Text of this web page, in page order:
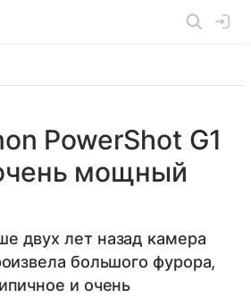
PowerShot G1
мощный
двух лет назад камера
большого фурора,
и очень